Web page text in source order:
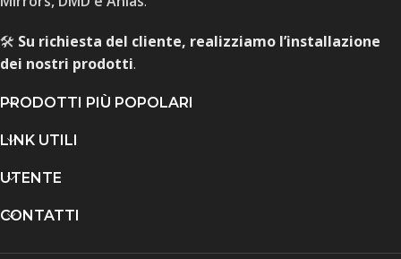
🛠️ Su richiesta del cliente, realizziamo l’installazione
dei nostri prodotti.
PRODOTTI PIÙ POPOLARI
LINK UTILI
UTENTE
CONTATTI